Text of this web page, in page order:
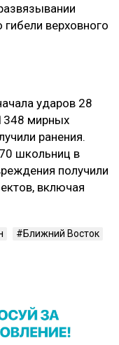
верховного
ударов 28
мирных
ранения.
школьниц в
получили
включая
Ближний Восток